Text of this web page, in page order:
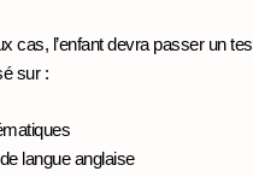
cas, l’enfant devra passer un
sur :
langue anglaise